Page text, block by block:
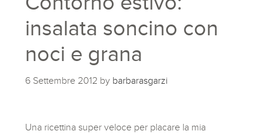
insalata soncino con
noci e grana
6 Settembre 2012 by barbarasgarzi
Una ricettina super veloce per placare la mia